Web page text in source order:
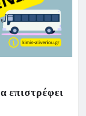
επιστρέφει